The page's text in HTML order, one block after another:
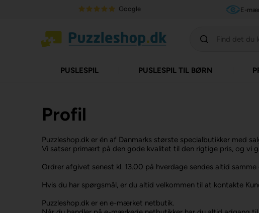
Google E-
PUSLESPIL PUSLESPIL TIL BØRN
Profil
Puzzleshop.dk er én af Danmarks største specialbutikker med
Vi satser primært på den gode kvalitet til den rigtige pris, og vi
Ordrer afgivet senest kl. 13.00 på hverdage sendes altid
Hvis du har spørgsmål, er du altid velkommen til at kontakte
Puzzleshop.dk er en e-mærket netbutik.